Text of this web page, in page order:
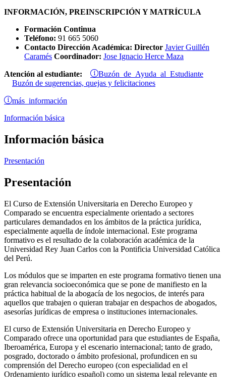
INFORMACIÓN, PREINSCRIPCIÓN Y MATRÍCULA
Formación Continua
Teléfono: 91 665 5060
Contacto Dirección Académica: Director Javier Guillén
Caramés Coordinador: Jose Ignacio Herce Maza
Atención al estudiante: Buzón de Ayuda al Estudiante
Buzón de sugerencias, quejas y felicitaciones
más información
Información básica
Información básica
Presentación
Presentación
El Curso de Extensión Universitaria en Derecho Europeo y
Comparado se encuentra especialmente orientado a sectores
particulares demandados en los ámbitos de la práctica jurídica,
especialmente aquella de índole internacional. Este programa
formativo es el resultado de la colaboración académica de la
Universidad Rey Juan Carlos con la Pontificia Universidad Católica
del Perú.
Los módulos que se imparten en este programa formativo tienen una
gran relevancia socioeconómica que se pone de manifiesto en la
práctica habitual de la abogacía de los negocios, de interés para
aquellos que trabajen o quieran trabajar en despachos de abogados,
asesorías jurídicas de empresa o instituciones internacionales.
El curso de Extensión Universitaria en Derecho Europeo y
Comparado ofrece una oportunidad para que estudiantes de España,
Iberoamérica, Europa y el escenario internacional; tanto de grado,
posgrado, doctorado o ámbito profesional, profundicen en su
comprensión del Derecho europeo (con especialidad en el
Ordenamiento jurídico español) como un sistema legal relevante en